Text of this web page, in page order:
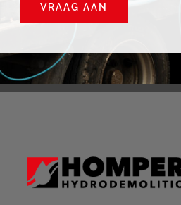
VRAAG AAN